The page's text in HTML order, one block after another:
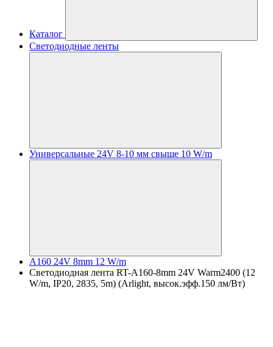
Каталог
Светодиодные ленты
Универсальные 24V 8-10 мм свыше 10 W/m
A160 24V 8mm 12 W/m
Светодиодная лента RT-A160-8mm 24V Warm2400 (12
W/m, IP20, 2835, 5m) (Arlight, высок.эфф.150 лм/Вт)